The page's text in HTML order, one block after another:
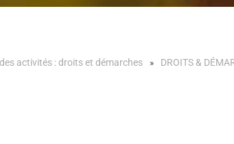
activités : droits et démarches DROITS &